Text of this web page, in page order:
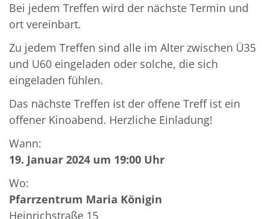
Bei jedem Treffen wird der nächste Termin und
ort vereinbart.
Zu jedem Treffen sind alle im Alter zwischen Ü35
und U60 eingeladen oder solche, die sich
eingeladen fühlen.
Das nächste Treffen ist der offene Treff ist ein
offener Kinoabend. Herzliche Einladung!
Wann:
19. Januar 2024 um 19:00 Uhr
Wo:
Pfarrzentrum Maria Königin
Heinrichstraße 15